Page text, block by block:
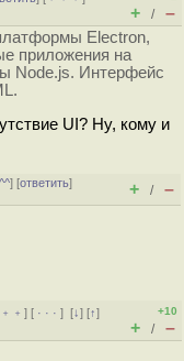
+ / –
Electron,
приложения на
Node.js. Интерфейс
UI? Ну, кому и
] [ответить]
+ / –
] [ · · ·][↓] [↑]
+10
+ / –